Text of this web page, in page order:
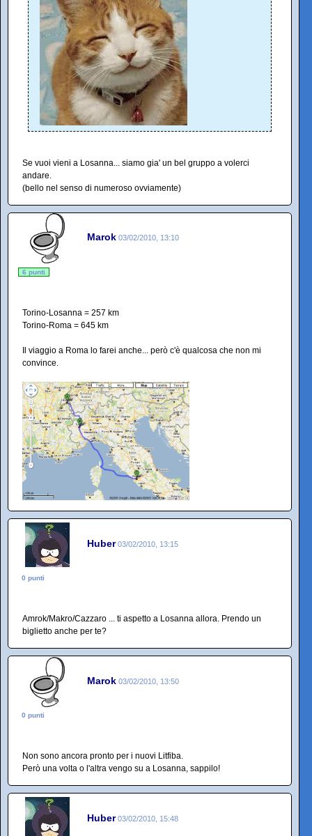
Se vuoi vieni a Losanna... siamo gia' un bel gruppo a volerci
andare.
(bello nel senso di numeroso ovviamente)
Marok 03/02/2010, 13:10
6 punti
Torino-Losanna = 257 km
Torino-Roma = 645 km
Il viaggio a Roma lo farei anche... però c'è qualcosa che non mi
convince.
Huber 03/02/2010, 13:15
0 punti
Amrok/Makro/Cazzaro ... ti aspetto a Losanna allora. Prendo un
biglietto anche per te?
Marok 03/02/2010, 13:50
0 punti
Non sono ancora pronto per i nuovi Litfiba.
Però una volta o l'altra vengo su a Losanna, sappilo!
Huber 03/02/2010, 15:48